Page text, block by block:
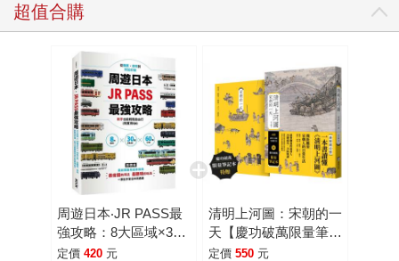
超值合購
周遊日本‧JR PASS最
強攻略：8大區域×30
種PASS×60條行程，
定價 420 元
清明上河圖：宋朝的一
天【慶功破萬限量筆記
本版】
定價 550 元